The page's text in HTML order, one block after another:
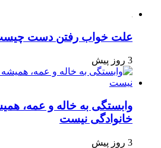
علت خواب رفتن دست
3 روز پیش
وابستگی به خاله و عمه،
خانوادگی نیست
3 روز پیش